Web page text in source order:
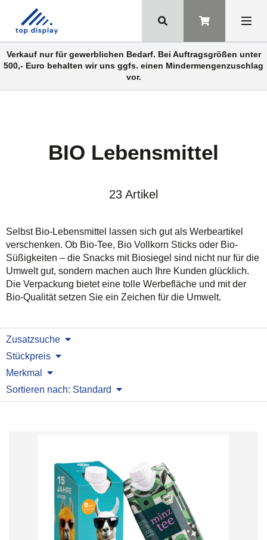
Verkauf nur für gewerblichen Bedarf. Bei Auftragsgrößen unter
500,- Euro behalten wir uns ggfs. einen Mindermengenzuschlag
vor.
BIO Lebensmittel
23 Artikel
Selbst Bio-Lebensmittel lassen sich gut als Werbeartikel
verschenken. Ob Bio-Tee, Bio Vollkorn Sticks oder Bio-
Süßigkeiten – die Snacks mit Biosiegel sind nicht nur für die
Umwelt gut, sondern machen auch Ihre Kunden glücklich.
Die Verpackung bietet eine tolle Werbefläche und mit der
Bio-Qualität setzen Sie ein Zeichen für die Umwelt.
Zusatzsuche
Stückpreis
Merkmal
Sortieren nach: Standard